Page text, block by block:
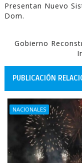
Presentan Nuevo
Dom.
Gobierno
PUBLICACIÓN
NACIONALES